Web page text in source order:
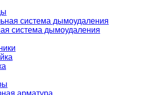
система дымоудаления
система дымоудаления